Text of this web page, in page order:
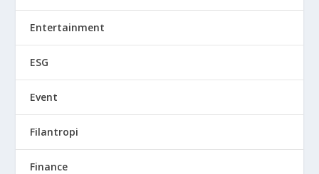
Entertainment
ESG
Event
Filantropi
Finance